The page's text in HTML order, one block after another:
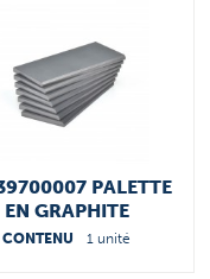
PALETTE
EN GRAPHITE
CONTENU 1 unité